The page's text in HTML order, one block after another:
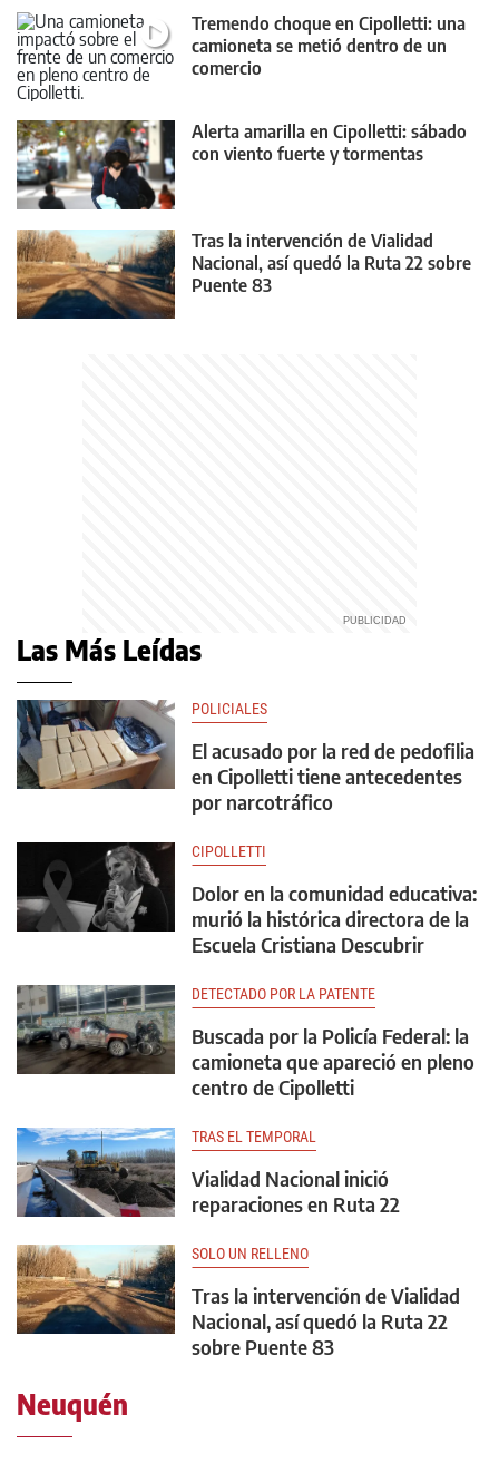
Tremendo choque en Cipolletti: una
camioneta se metió dentro de un
comercio
Alerta amarilla en Cipolletti: sábado
con viento fuerte y tormentas
Tras la intervención de Vialidad
Nacional, así quedó la Ruta 22 sobre
Puente 83
Las Más Leídas
POLICIALES
El acusado por la red de pedofilia
en Cipolletti tiene antecedentes
por narcotráfico
CIPOLLETTI
Dolor en la comunidad educativa:
murió la histórica directora de la
Escuela Cristiana Descubrir
DETECTADO POR LA PATENTE
Buscada por la Policía Federal: la
camioneta que apareció en pleno
centro de Cipolletti
TRAS EL TEMPORAL
Vialidad Nacional inició
reparaciones en Ruta 22
SOLO UN RELLENO
Tras la intervención de Vialidad
Nacional, así quedó la Ruta 22
sobre Puente 83
Neuquén